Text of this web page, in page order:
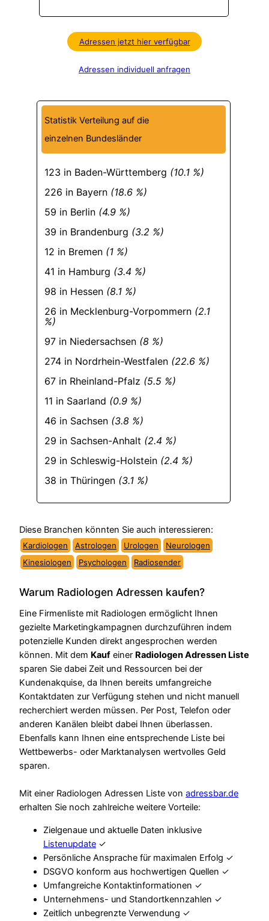
Adressen jetzt hier verfügbar
Adressen individuell anfragen
Statistik Verteilung auf die
einzelnen Bundesländer
123 in Baden-Württemberg (10.1 %)
226 in Bayern (18.6 %)
59 in Berlin (4.9 %)
39 in Brandenburg (3.2 %)
12 in Bremen (1 %)
41 in Hamburg (3.4 %)
98 in Hessen (8.1 %)
26 in Mecklenburg-Vorpommern (2.1
%)
97 in Niedersachsen (8 %)
274 in Nordrhein-Westfalen (22.6 %)
67 in Rheinland-Pfalz (5.5 %)
11 in Saarland (0.9 %)
46 in Sachsen (3.8 %)
29 in Sachsen-Anhalt (2.4 %)
29 in Schleswig-Holstein (2.4 %)
38 in Thüringen (3.1 %)
Diese Branchen könnten Sie auch interessieren:
Kardiologen Astrologen Urologen
Neurologen
Kinesiologen
Psychologen Radiosender
Warum Radiologen Adressen kaufen?
Eine Firmenliste mit Radiologen ermöglicht Ihnen
gezielte Marketingkampagnen durchzuführen indem
potenzielle Kunden direkt angesprochen werden
können. Mit dem Kauf einer Radiologen Adressen Liste
sparen Sie dabei Zeit und Ressourcen bei der
Kundenakquise, da Ihnen bereits umfangreiche
Kontaktdaten zur Verfügung stehen und nicht manuell
recherchiert werden müssen. Per Post, Telefon oder
anderen Kanälen bleibt dabei Ihnen überlassen.
Ebenfalls kann Ihnen eine entsprechende Liste bei
Wettbewerbs- oder Marktanalysen wertvolles Geld
sparen.
Mit einer Radiologen Adressen Liste von adressbar.de
erhalten Sie noch zahlreiche weitere Vorteile:
Zielgenaue und aktuelle Daten inklusive
Listenupdate ✓
Persönliche Ansprache für maximalen Erfolg ✓
DSGVO konform aus hochwertigen Quellen ✓
Umfangreiche Kontaktinformationen ✓
Unternehmens- und Standortkennzahlen ✓
Zeitlich unbegrenzte Verwendung ✓